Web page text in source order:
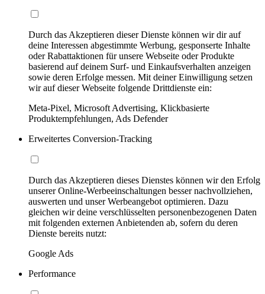
Durch das Akzeptieren dieser Dienste können wir dir auf
deine Interessen abgestimmte Werbung, gesponserte Inhalte
oder Rabattaktionen für unsere Webseite oder Produkte
basierend auf deinem Surf- und Einkaufsverhalten anzeigen
sowie deren Erfolge messen. Mit deiner Einwilligung setzen
wir auf dieser Webseite folgende Drittdienste ein:
Meta-Pixel, Microsoft Advertising, Klickbasierte
Produktempfehlungen, Ads Defender
Erweitertes Conversion-Tracking
Durch das Akzeptieren dieses Dienstes können wir den Erfolg
unserer Online-Werbeeinschaltungen besser nachvollziehen,
auswerten und unser Werbeangebot optimieren. Dazu
gleichen wir deine verschlüsselten personenbezogenen Daten
mit folgenden externen Anbietenden ab, sofern du deren
Dienste bereits nutzt:
Google Ads
Performance